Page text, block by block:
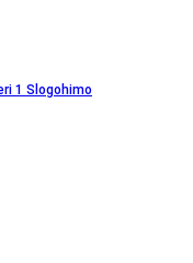
1 Slogohimo